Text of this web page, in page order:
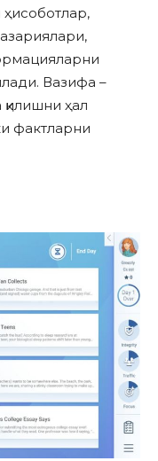
Вазифа –
ҳал
фактларни